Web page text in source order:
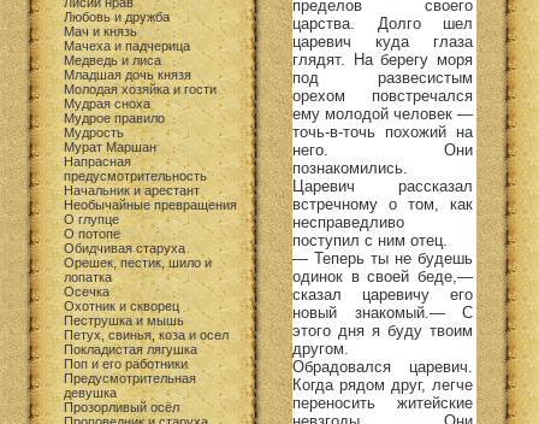
Любовь и дружба
Мач и князь
Мачеха и падчерица
Медведь и лиса
Младшая дочь князя
Молодая хозяйка и гости
Мудрая сноха
Мудрое правило
Мудрость
Мурат Маршан
Напрасная
предусмотрительность
Начальник и арестант
Необычайные превращения
О глупце
О потопе
Обидчивая старуха
Орешек, пестик, шило и
лопатка
Осечка
Охотник и скворец
Пеструшка и мышь
Петух, свинья, коза и осел
Покладистая лягушка
Поп и его работники
Предусмотрительная
девушка
Прозорливый осёл
пределов своего
царства. Долго шел
царевич куда глаза
глядят. На берегу моря
под развесистым
орехом повстречался
ему молодой человек —
точь-в-точь похожий на
него. Они
познакомились.
Царевич рассказал
встречному о том, как
несправедливо
поступил с ним отец.
— Теперь ты не будешь
одинок в своей беде,—
сказал царевичу его
новый знакомый.— С
этого дня я буду твоим
другом.
Обрадовался царевич.
Когда рядом друг, легче
переносить житейские